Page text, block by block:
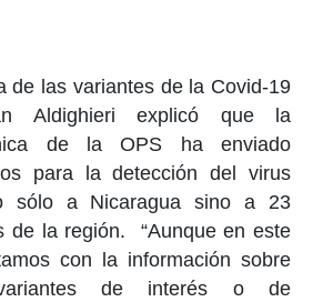
de las variantes de la Covid-19
Aldighieri explicó que la
de la OPS ha enviado
para la detección del virus
sólo a Nicaragua sino a 23
de la región. “Aunque en este
con la información sobre
de interés o de